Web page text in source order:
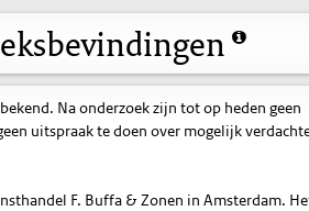
Na onderzoek zijn tot op heden geen
uitspraak te doen over mogelijk
F. Buffa & Zonen in Amsterdam.